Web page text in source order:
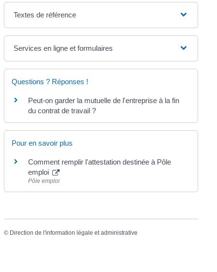
Textes de référence
Services en ligne et formulaires
Questions ? Réponses !
Peut-on garder la mutuelle de l'entreprise à la fin
du contrat de travail ?
Pour en savoir plus
Comment remplir l'attestation destinée à Pôle
emploi
Pôle emploi
© Direction de l'information légale et administrative